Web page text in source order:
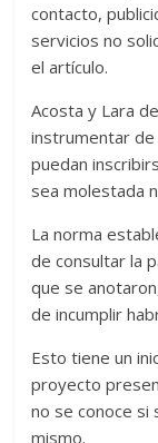
contacto,
servicios no
el artículo.
Acosta y Lara
instrumentar de
puedan
sea molestada
La norma
de consultar la
que se
de incumplir
Esto tiene un
proyecto
no se conoce si
mismo.